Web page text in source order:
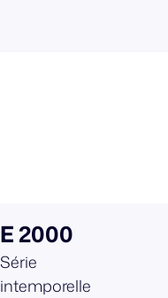
E 2000
Série
intemporelle